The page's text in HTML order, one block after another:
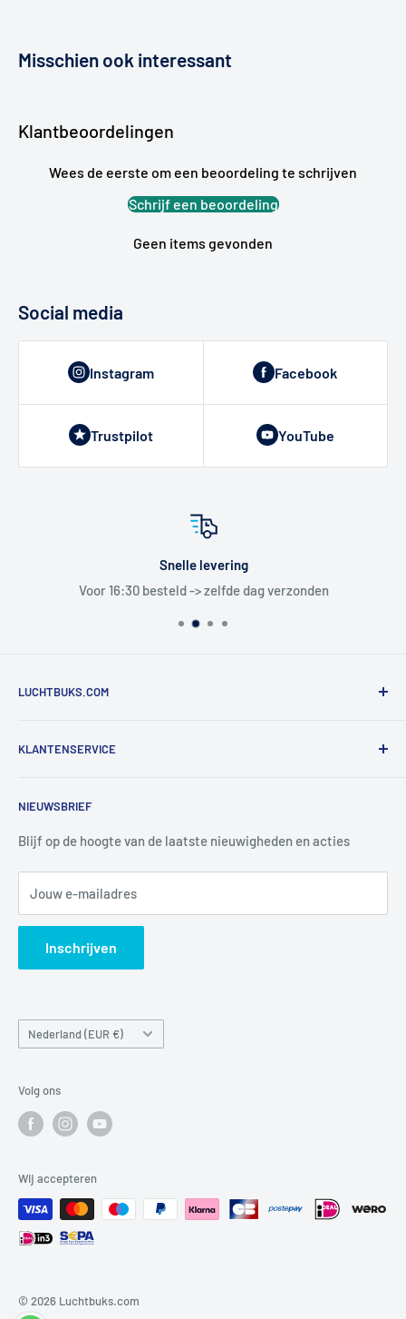
Misschien ook interessant
Klantbeoordelingen
Wees de eerste om een beoordeling te schrijven
Schrijf een beoordeling
Geen items gevonden
Social media
Instagram Facebook
Trustpilot YouTube
Snelle levering
Voor 16:30 besteld -> zelfde dag verzonden
LUCHTBUKS.COM
Utrechtlaan 9
Tel:+31 6 345 30 448
Mail:info@luchtbuks.com
KLANTENSERVICE
Informatie
Privacybeleid
Verzendbeleid
Search
NIEUWSBRIEF
Blijf op de hoogte van de laatste nieuwigheden en acties
Jouw e-mailadres
Inschrijven
Land/regio
Nederland (EUR €)
Volg ons
Wij accepteren
© 2026 Luchtbuks.com